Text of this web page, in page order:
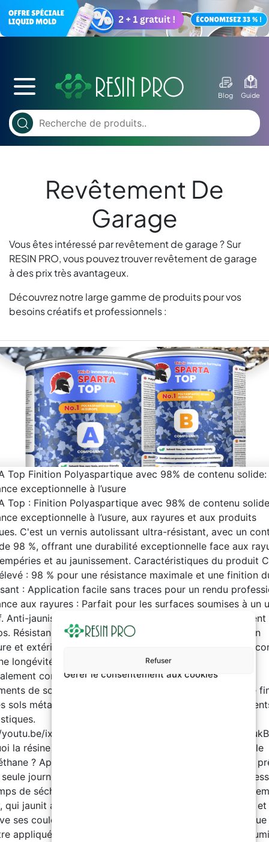
Gérer le consentement aux cookies
Refuser
Blog Guide
Revêtement De
Garage
Vous êtes intéressé par revêtement de garage ? Sur
RESIN PRO, vous pouvez trouver revêtement de garage
à des prix très avantageux.
Découvrez notre large gamme de produits pour vos
besoins créatifs et professionnels :
Top Finition Polyaspartique avec 98% de contenu solide:
exceptionnelle à l’usure
Top : Finition Polyaspartique avec 98% de contenu
exceptionnelle à l’usure, aux rayures et aux produits
C'est un vernis autolissant ultra-résistant, avec un
98 %, offrant une durabilité exceptionnelle face aux
et au jaunissement. Caractéristiques du produit
: 98 % pour une résistance maximale et une finition
: Application facile sans traces pour un rendu
aux rayures : Parfait pour les surfaces soumises à un
Anti-jaunissement : Garde son aspect clair et transparent
Résistance aux intempéries : Convient à une utilisation
et extérieure. Durabilité exceptionnelle : Formulation
longévité optimale. Ratio: A:B = 1 : 0.85 Applications
conçu pour être utilisé dans les systèmes de
de sol polyaspartiques et époxy comme vernis de
sols métalliques, les sols en flocons et divers
ixOaJfpZA3chttps://youtube.com/embed/
la résine polyaspartique est meilleure que l'époxy ou le
? Application ultra-rapide : La polyaspartique est
journée, tandis que l’époxy et le polyuréthane
de séchage prolongés. Résistance aux UV :
qui jaunit avec le temps, la polyaspartique reste stable et
ses couleurs même en extérieur. Polyvalence climatique
appliquée dans des conditions de température et